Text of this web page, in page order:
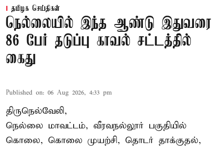
தமிழக செய்திகள்
நெல்லையில் இந்த ஆண்டு இதுவரை
86 பேர் தடுப்பு காவல் சட்டத்தில்
கைது
Published on: 06 Aug 2026, 4:33 pm
திருநெல்வேலி,
நெல்லை மாவட்டம், வீரவநல்லூர் பகுதியில்
கொலை, கொலை முயற்சி, தொடர் தாக்குதல்,